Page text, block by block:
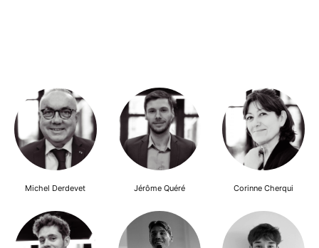
Michel Derdevet Jérôme Quéré Corinne Cherqui